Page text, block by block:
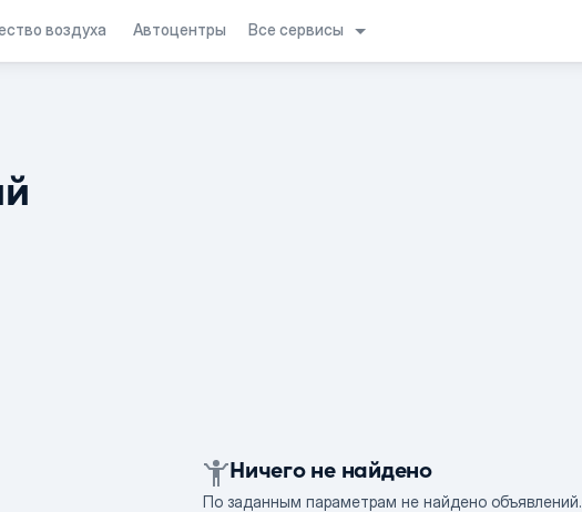
воздуха Автоцентры Все сервисы
Ничего не найдено
По заданным параметрам не найдено объявлений.